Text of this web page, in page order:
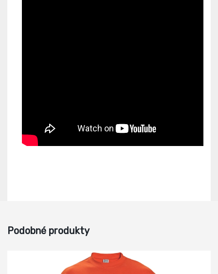
Podobné produkty